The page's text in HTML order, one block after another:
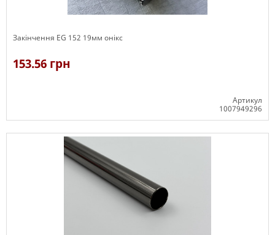
Закінчення ЕG 152 19мм онікс
153.56 грн
Артикул
1007949296